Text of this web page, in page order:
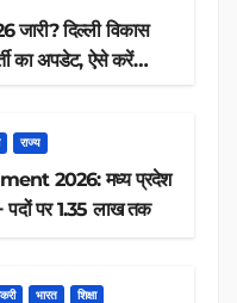
दिल्ली विकास
का अपडेट, ऐसे करें
राज्य
2026: मध्य प्रदेश
पर 1.35 लाख तक
भारत शिक्षा